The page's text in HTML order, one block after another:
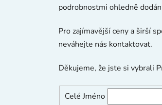
podrobnostmi ohledně
Pro zajímavější ceny a širší
neváhejte nás kontaktovat.
Děkujeme, že jste si vybrali
Celé Jméno